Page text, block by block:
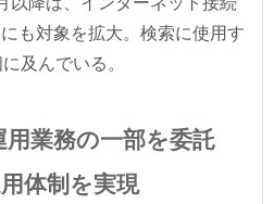
も対象を拡大。検索に使用す
及んでいる。
用業務の一部を委託
体制を実現